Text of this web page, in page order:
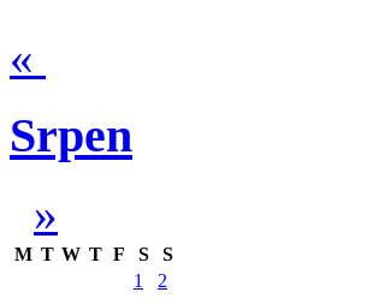
«
Srpen
»
M T W T F S
S
1
2